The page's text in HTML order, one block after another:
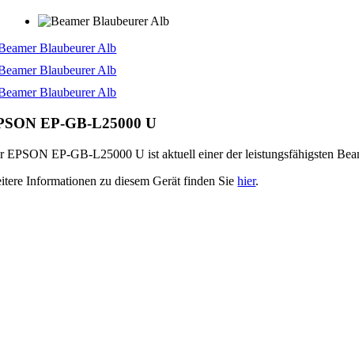
EP-GB-L25000 U
EPSON EP-GB-L25000 U ist aktuell einer der leistungsfähigsten
Informationen zu diesem Gerät finden Siehier.